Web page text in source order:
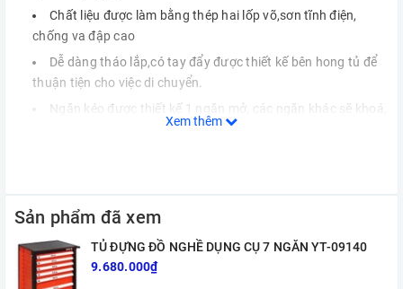
Chất liệu được làm bằng thép hai lốp võ,sơn tĩnh điện,
chống va đập cao
Dễ dàng tháo lắp,có tay đẩy được thiết kế bên hong tủ để
thuận tiện cho việc di chuyển.
Ngăn kéo được thiết kế 1 ngăn mở, các ngăn khác sẽ khoá,
Trọng Lượng: 56Kg
- Sản phẩm được sản xuất theo tiêu chuẩn CE,
- Thiết kế tiện dụng 2 ngăn tủ to 5 ngăn nhỏ, tiện dụng cho việc
Xem thêm
Sản phẩm đã xem
TỦ ĐỰNG ĐỒ NGHỀ DỤNG CỤ 7 NGĂN YT-09140
9.680.000₫